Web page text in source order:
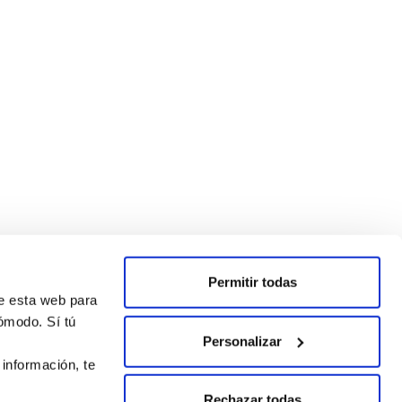
esta web para
Sí tú
te
Permitir todas
Personalizar